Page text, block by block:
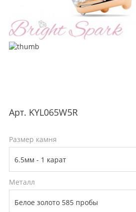
Арт. KYL065W5R
Размер камня
Металл